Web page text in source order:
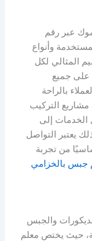
عبر رقم
وأنواع
المثالي لكل
على جميع
بالراحة
مشاريع التركيب
الخدمات إلى
يعتبر التواصل
من تجربة
جبس بالخزامي
والجبس
حيث يختص معلم